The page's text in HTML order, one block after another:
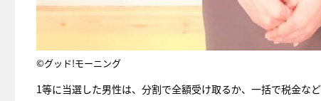
©グッド!モーニング
1等に当選した男性は、分割で全額受け取るか、一括で税金な